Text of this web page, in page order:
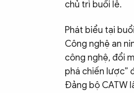
chủ trì buổi lễ.
Phát biểu tại
Công nghệ an
công nghệ, đổi
phá chiến lược”
Đảng bộ CATW